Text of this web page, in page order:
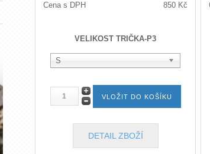
Cena s DPH 850 Kč
VELIKOST TRIČKA-P3
S
DETAIL ZBOŽÍ